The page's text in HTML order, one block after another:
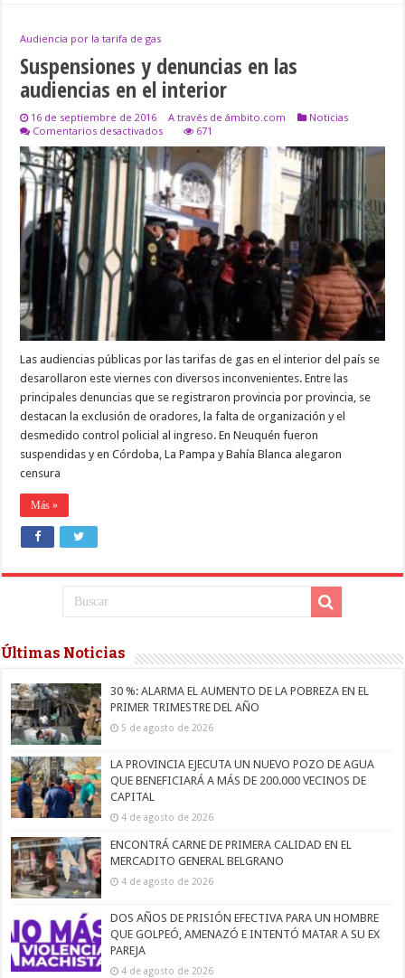
Audiencia por la tarifa de gas
Suspensiones y denuncias en las
audiencias en el interior
16 de septiembre de 2016 A través de ámbito.com
Noticias
Comentarios desactivadosen
Suspensiones
y
denuncias
en
las
audiencias
en
el
interior
671
Las audiencias públicas por las tarifas de gas en el interior del país se
desarollaron este viernes con diversos inconvenientes. Entre las
principales denuncias que se registraron provincia por provincia, se
destacan la exclusión de oradores, la falta de organización y el
desmedido control policial al ingreso. En Neuquén fueron
suspendidas y en Córdoba, La Pampa y Bahía Blanca alegaron
censura
Más »
Últimas Noticias
30 %: ALARMA EL AUMENTO DE LA POBREZA EN EL
PRIMER TRIMESTRE DEL AÑO
5 de agosto de 2026
LA PROVINCIA EJECUTA UN NUEVO POZO DE AGUA
QUE BENEFICIARÁ A MÁS DE 200.000 VECINOS DE
CAPITAL
4 de agosto de 2026
ENCONTRÁ CARNE DE PRIMERA CALIDAD EN EL
MERCADITO GENERAL BELGRANO
4 de agosto de 2026
DOS AÑOS DE PRISIÓN EFECTIVA PARA UN HOMBRE
QUE GOLPEÓ, AMENAZÓ E INTENTÓ MATAR A SU EX
PAREJA
4 de agosto de 2026